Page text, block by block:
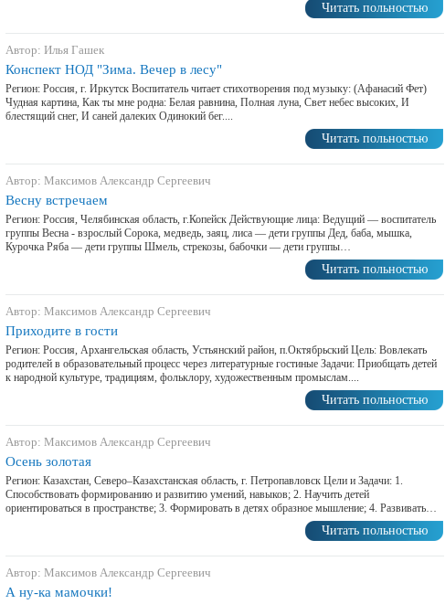
Читать польностью
Автор: Илья Гашек
Конспект НОД "Зима. Вечер в лесу"
Регион: Россия, г. Иркутск Воспитатель читает стихотворения под музыку: (Афанасий Фет)
Чудная картина, Как ты мне родна: Белая равнина, Полная луна, Свет небес высоких, И
блестящий снег, И саней далеких Одинокий бег....
Читать польностью
Автор: Максимов Александр Сергеевич
Весну встречаем
Регион: Россия, Челябинская область, г.Копейск Действующие лица: Ведущий — воспитатель
группы Весна - взрослый Сорока, медведь, заяц, лиса — дети группы Дед, баба, мышка,
Курочка Ряба — дети группы Шмель, стрекозы, бабочки — дети группы…
Читать польностью
Автор: Максимов Александр Сергеевич
Приходите в гости
Регион: Россия, Архангельская область, Устьянский район, п.Октябрьский Цель: Вовлекать
родителей в образовательный процесс через литературные гостиные Задачи: Приобщать детей
к народной культуре, традициям, фольклору, художественным промыслам....
Читать польностью
Автор: Максимов Александр Сергеевич
Осень золотая
Регион: Казахстан, Северо–Казахстанская область, г. Петропавловск Цели и Задачи: 1.
Способствовать формированию и развитию умений, навыков; 2. Научить детей
ориентироваться в пространстве; 3. Формировать в детях образное мышление; 4. Развивать…
Читать польностью
Автор: Максимов Александр Сергеевич
А ну-ка мамочки!